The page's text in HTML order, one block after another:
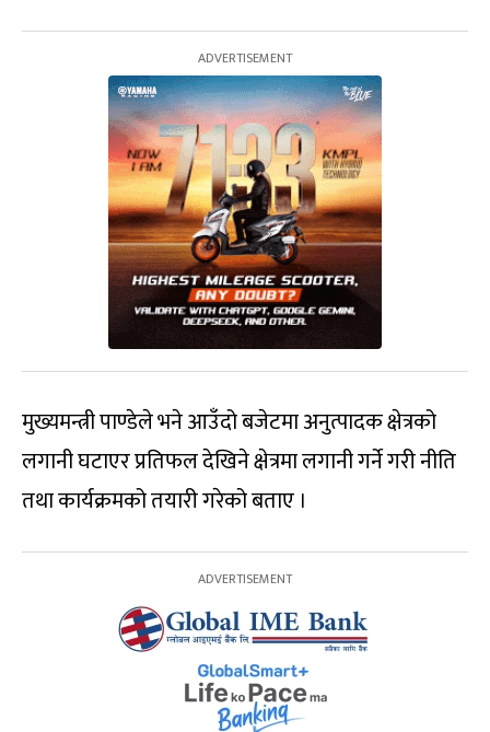
मुख्यमन्त्री पाण्डेले भने आउँदो बजेटमा अनुत्पादक क्षेत्रको
लगानी घटाएर प्रतिफल देखिने क्षेत्रमा लगानी गर्ने गरी नीति
तथा कार्यक्रमको तयारी गरेको बताए ।